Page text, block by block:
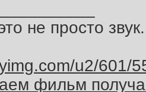
не просто
u2/601/
фильм